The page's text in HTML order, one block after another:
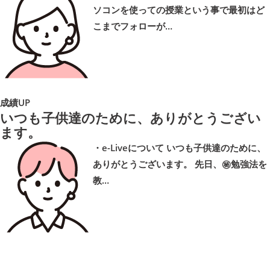
ソコンを使っての授業という事で最初はど
こまでフォローが…
成績UP
いつも子供達のために、ありがとうござい
ます。
・e-Liveについて いつも子供達のために、
ありがとうございます。 先日、㊙勉強法を
教…